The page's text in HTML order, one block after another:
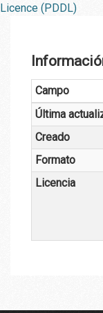
Licence (PDDL)
Campo
Última
Creado
Formato
Licencia